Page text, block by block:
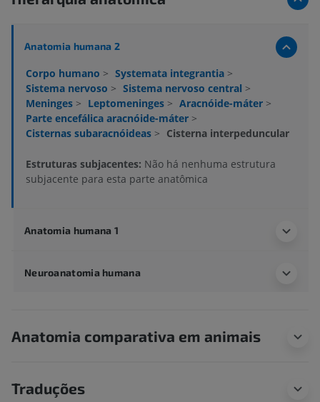
Anatomia humana 2
Corpo humano > Systemata integrantia >
Sistema nervoso > Sistema nervoso central >
Meninges > Leptomeninges > Aracnóide-máter >
Parte encefálica aracnóide-máter >
Cisternas subaracnóideas > Cisterna interpeduncular
Estruturas subjacentes: Não há nenhuma estrutura
subjacente para esta parte anatômica
Anatomia humana 1
Neuroanatomia humana
Anatomia comparativa em animais
Traduções